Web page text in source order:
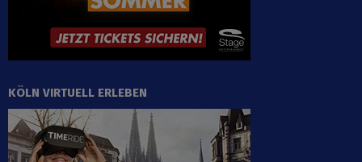
KÖLN VIRTUELL ERLEBEN